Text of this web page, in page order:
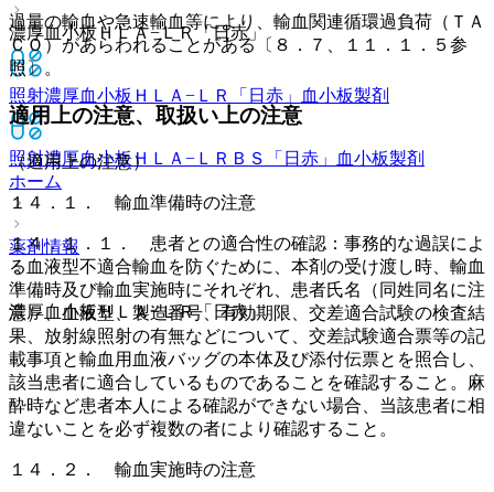
濃厚血小板ＨＬＡ−ＬＲ「日赤」
照射濃厚血小板ＨＬＡ−ＬＲ「日赤」 血小板製剤
照射濃厚血小板ＨＬＡ−ＬＲＢＳ「日赤」
血小板製剤
ホーム
薬剤情報
濃厚血小板ＨＬＡ−ＬＲ「日赤」
過量の輸血や急速輸血等により、輸血関連循環過負荷（ＴＡ
ＣＯ）があらわれることがある〔８．７、１１．１．５参
照〕。
適用上の注意、取扱い上の注意
（適用上の注意）
１４．１． 輸血準備時の注意
１４．１．１． 患者との適合性の確認：事務的な過誤によ
る血液型不適合輸血を防ぐために、本剤の受け渡し時、輸血
準備時及び輸血実施時にそれぞれ、患者氏名（同姓同名に注
意）、血液型、製造番号、有効期限、交差適合試験の検査結
果、放射線照射の有無などについて、交差試験適合票等の記
載事項と輸血用血液バッグの本体及び添付伝票とを照合し、
該当患者に適合しているものであることを確認すること。麻
酔時など患者本人による確認ができない場合、当該患者に相
違ないことを必ず複数の者により確認すること。
１４．２． 輸血実施時の注意